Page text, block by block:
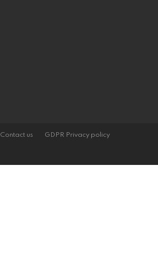
Contact us GDPR Privacy policy